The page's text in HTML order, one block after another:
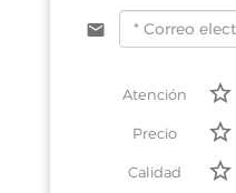
Atención
Precio
Calidad